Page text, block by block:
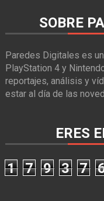
SOBRE
Paredes Digitales es
PlayStation 4 y
reportajes, análisis y
estar al día de las
ERES
1 7 9 3 7